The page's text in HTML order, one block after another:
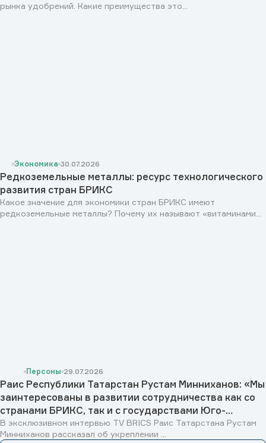
рынка удобрений. Какие преимущества это...
Экономика 30.07.2026
Редкоземельные металлы: ресурс технологического
развития стран БРИКС
Какое значение для экономики стран БРИКС имеют
редкоземельные металлы? Почему их называют «витаминами...
Персоны 29.07.2026
Раис Республики Татарстан Рустам Минниханов: «Мы
заинтересованы в развитии сотрудничества как со
странами БРИКС, так и с государствами Юго-
Восточной Азии, Исламского мира и Латинской
Америки»
В эксклюзивном интервью TV BRICS Раис Татарстана Рустам
Минниханов рассказал об укреплении ...